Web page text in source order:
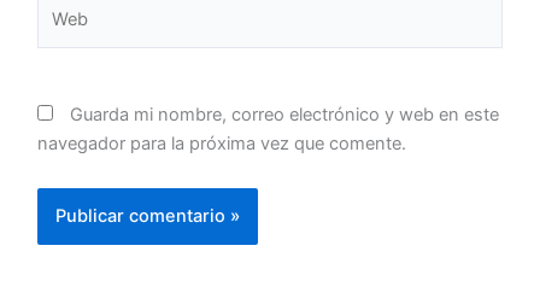
Guarda mi nombre, correo electrónico y web en este
navegador para la próxima vez que comente.